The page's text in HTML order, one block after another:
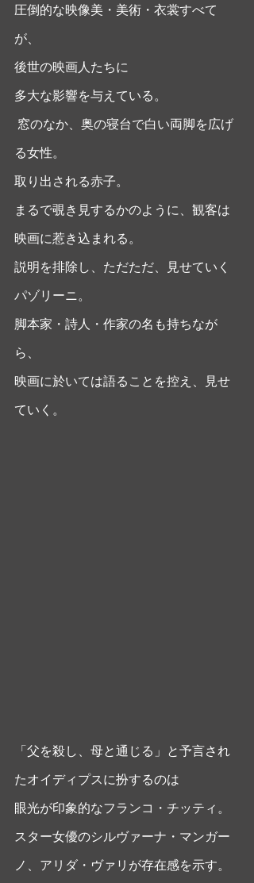
圧倒的な映像美・美術・衣裳すべて
が、
後世の映画人たちに
多大な影響を与えている。
る女性。
取り出される赤子。
まるで覗き見するかのように、観客は
映画に惹き込まれる。
説明を排除し、ただただ、見せていく
パゾリーニ。
脚本家・詩人・作家の名も持ちなが
ら、
映画に於いては語ることを控え、見せ
ていく。
「父を殺し、母と通じる」と予言され
たオイディプスに扮するのは
眼光が印象的なフランコ・チッティ。
スター女優のシルヴァーナ・マンガー
ノ、アリダ・ヴァリが存在感を示す。